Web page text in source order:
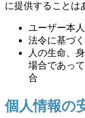
に提供することは
ユーザー本
法令に基づ
人の生命、
場合であっ
合
個人情報の